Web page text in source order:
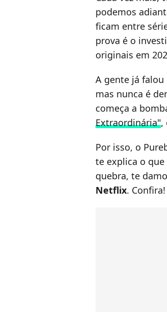
podemos
ficam entre
prova é o
originais em
A gente já
mas nunca é
começa a
Extraordinária",
Por isso, o
te explica o
quebra, te
Netflix. Confira!